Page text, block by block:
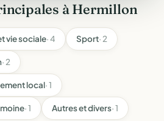
à Hermillon
vie sociale· 4 Sport· 2
· 2
local· 1
· 1 Autres et divers· 1